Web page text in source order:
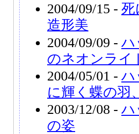
2004/09/15 - 死
造形美
2004/09/09 - ハ
のネオンライ
2004/05/01 - ハ
に輝く蝶の羽
2003/12/08 - ハ
の姿